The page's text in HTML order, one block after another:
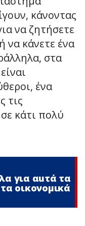
κάνοντας
να ζητήσετε
να κάνετε ένα
στα
ένα
τις
κάτι πολύ
για αuτά τα
οικονομικά